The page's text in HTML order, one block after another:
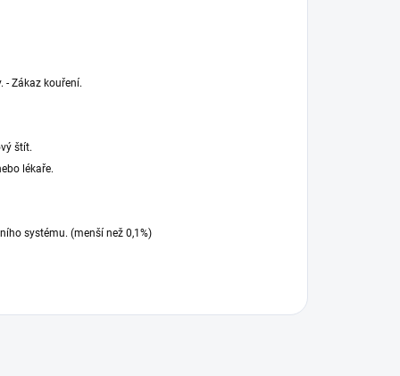
Zákaz kouření.
štít.
lékaře.
systému. (menší než 0,1%)